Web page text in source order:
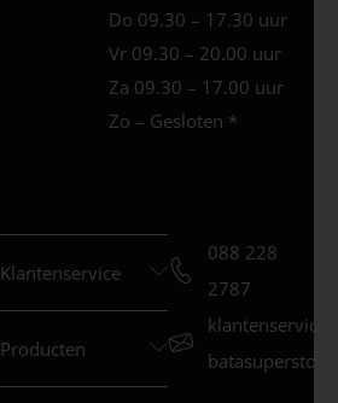
Do 09.30 – 17.30 uur
Vr 09.30 – 20.00 uur
Za 09.30 – 17.00 uur
Zo – Gesloten *
Klantenservice
Producten
088 228
2787